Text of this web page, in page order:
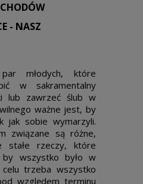
- NASZ
młodych, które
w sakramentalny
lub zawrzeć ślub w
ważne jest, by
jak sobie wymarzyli.
związane są różne,
stałe rzeczy, które
by wszystko było w
trzeba wszystko
względem terminu